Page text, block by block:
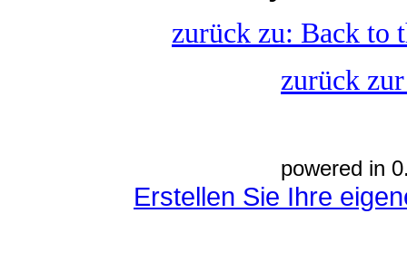
zurück zu: Back to
zurück
powered in
Erstellen Sie Ihre